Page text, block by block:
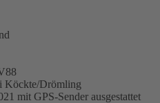
Köckte/Drömling
mit GPS-Sender ausgestattet